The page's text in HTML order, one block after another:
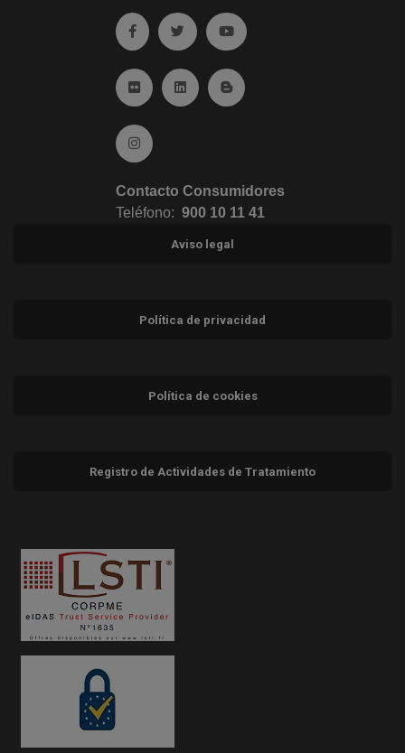
Ir a facebook (abre en ventana nueva)
Ir a twitter (abre en ventana nueva)
Ir a YouTube (abre en
Ir a Flickr (abre en ventana nueva)
Ir a Linkedin (abre en ventana nueva)
Ir al Blog (abre en ventana
Ir a Instagram (abre en ventana nueva)
Contacto Consumidores
Teléfono: 900 10 11 41
Aviso legal
Política de privacidad
Política de cookies
Registro de Actividades de Tratamiento